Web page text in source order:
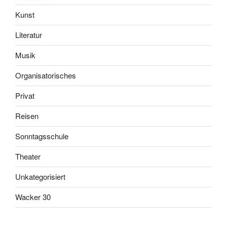
Kunst
Literatur
Musik
Organisatorisches
Privat
Reisen
Sonntagsschule
Theater
Unkategorisiert
Wacker 30